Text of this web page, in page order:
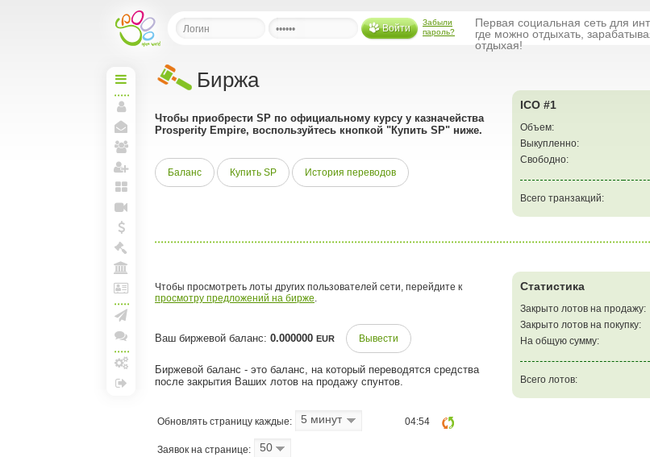
Войти
Забыли
пароль?
Первая социальная сеть для
где можно отдыхать,
отдыхая!
Начальная
Моя
страница
Мои
сообщения
Мои
друзья
Пригласить друзей
Мои
блоги
Прямая
линия
Мои
спунты
Моя
Биржа
Моя
Арена
Лига
и
Создать рассылку
Конференции
Настройки
Биржа
Чтобы приобрести SP по официальному курсу у казначейства
Prosperity Empire, воспользуйтесь кнопкой "Купить SP" ниже.
Баланс Купить SP История переводов
ICO #1
Объем:
Выкупленно:
Свободно:
Всего транзакций:
Чтобы просмотреть лоты других пользователей сети, перейдите к
просмотру предложений на бирже.
Ваш биржевой баланс: 0.000000 EUR Вывести
Биржевой баланс - это баланс, на который переводятся средства
после закрытия Ваших лотов на продажу спунтов.
Обновлять страницу каждые: 5 минут 04:54
Заявок на странице: 50
Статистика
Закрыто лотов на продажу:
Закрыто лотов на покупку:
На общую сумму:
Всего лотов: